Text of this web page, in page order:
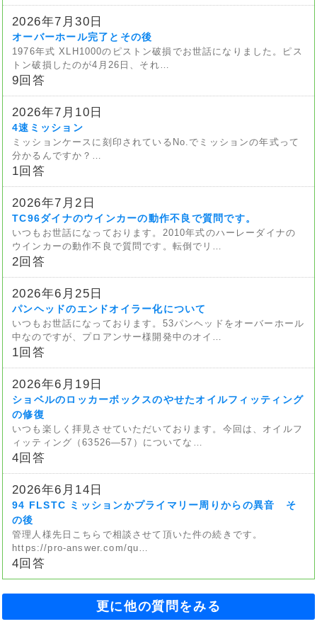
2026年7月30日
オーバーホール完了とその後
1976年式 XLH1000のピストン破損でお世話になりました。ピス
トン破損したのが4月26日、それ…
9回答
2026年7月10日
4速ミッション
ミッションケースに刻印されているNo.でミッションの年式って
分かるんですか？…
1回答
2026年7月2日
TC96ダイナのウインカーの動作不良で質問です。
いつもお世話になっております。2010年式のハーレーダイナの
ウインカーの動作不良で質問です。転倒でリ…
2回答
2026年6月25日
パンヘッドのエンドオイラー化について
いつもお世話になっております。53パンヘッドをオーバーホール
中なのですが、プロアンサー様開発中のオイ…
1回答
2026年6月19日
ショベルのロッカーボックスのやせたオイルフィッティング
の修復
いつも楽しく拝見させていただいております。今回は、オイルフ
ィッティング（63526—57）についてな…
4回答
2026年6月14日
94 FLSTC ミッションかプライマリー周りからの異音 そ
の後
管理人様先日こちらで相談させて頂いた件の続きです。
https://pro-answer.com/qu…
4回答
更に他の質問をみる